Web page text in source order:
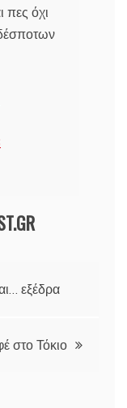
όχι
εξέδρα
στο Τόκιο